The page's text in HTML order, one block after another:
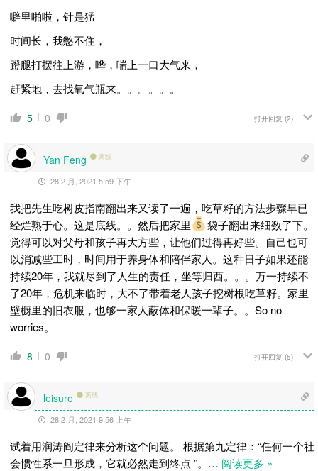
噼里啪啦，针是猛
时间长，我憋不住，
蹬腿打摆往上游，哗，喘上一口大气来，
赶紧地，去找氧气瓶来。。。。。。
5 0 打开回复 (2)
Yan Feng 离线
28 2 月, 2021 5:59 下午
我把先生吃树皮指南翻出来又读了一遍，吃草籽的方法步骤早已
经烂熟于心。这是底线。。然后把家里
袋子翻出来细数了下。
觉得可以对父母和孩子再大方些，让他们过得再好些。自己也可
以消减些工时，时间用于养身体和陪伴家人。这种日子如果还能
持续20年，我就尽到了人生的责任，坐等归西。。。万一持续不
了20年，危机来临时，大不了带着老人孩子挖树根吃草籽。家里
壁橱里的旧衣服，也够一家人蔽体和保暖一辈子。。So no
worries。
8 0 打开回复 (5)
leisure 离线
28 2 月, 2021 9:56 上午
试着用润涛阎定律来分析这个问题。 根据第九定律：“任何一个社
会惯性系一旦形成，它就必然走到终点 ”。 … 阅读更多 »